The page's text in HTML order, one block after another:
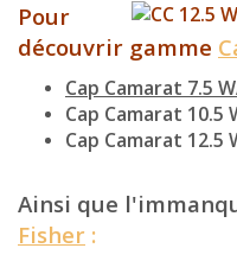
Pour
découvrir gamme
Cap Camarat 7.5
Cap Camarat 10.5
Cap Camarat 12.5
Ainsi que
Fisher :